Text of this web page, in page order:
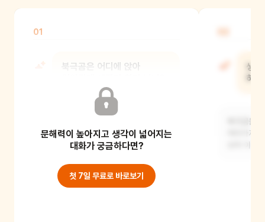
01
북극곰은 어디에 앉아
북극곰이 일어나기를 바랬지요.
문해력이 높아지고 생각이 넓어지는
대화가 궁금하다면?
첫 7일 무료로 바로보기
생
하
북극곰을
여러가지